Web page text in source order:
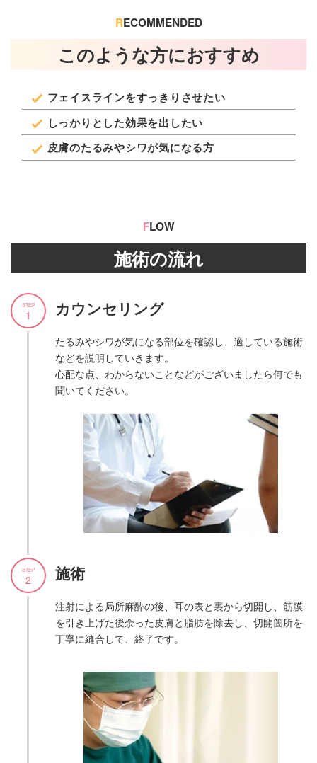
RECOMMENDED
このような方におすすめ
フェイスラインをすっきりさせたい
しっかりとした効果を出したい
皮膚のたるみやシワが気になる方
FLOW
施術の流れ
カウンセリング
たるみやシワが気になる部位を確認し、適している施術
などを説明していきます。
心配な点、わからないことなどがございましたら何でも
聞いてください。
STEP
1
施術
注射による局所麻酔の後、耳の表と裏から切開し、筋膜
を引き上げた後余った皮膚と脂肪を除去し、切開箇所を
丁寧に縫合して、終了です。
STEP
2